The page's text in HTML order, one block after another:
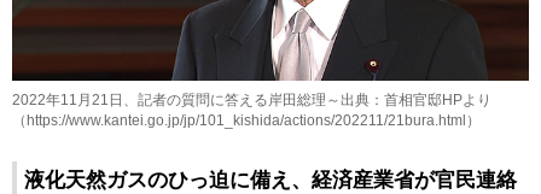
2022年11月21日、記者の質問に答える岸田総理～出典：首相官邸HPより
（https://www.kantei.go.jp/jp/101_kishida/actions/202211/21bura.html）
液化天然ガスのひっ迫に備え、経済産業省が官民連絡